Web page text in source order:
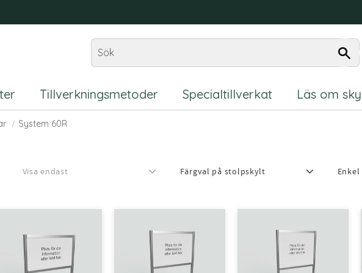
Tillverkningsmetoder Specialtillverkat Läs om
System 60R
Visa endast
Finns i lager Färgval på stolpskylt
Silveranodiserad
12
Enkel